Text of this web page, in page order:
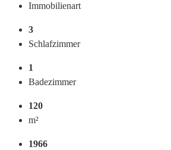
Immobilienart
3
Schlafzimmer
1
Badezimmer
120
m²
1966